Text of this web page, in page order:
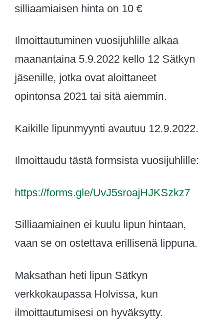
silliaamiaisen hinta on 10 €
Ilmoittautuminen vuosijuhlille alkaa
maanantaina 5.9.2022 kello 12 Sätkyn
jäsenille, jotka ovat aloittaneet
opintonsa 2021 tai sitä aiemmin.
Kaikille lipunmyynti avautuu 12.9.2022.
Ilmoittaudu tästä formsista vuosijuhlille:
https://forms.gle/UvJ5sroajHJKSzkz7
Silliaamiainen ei kuulu lipun hintaan,
vaan se on ostettava erillisenä lippuna.
Maksathan heti lipun Sätkyn
verkkokaupassa Holvissa, kun
ilmoittautumisesi on hyväksytty.